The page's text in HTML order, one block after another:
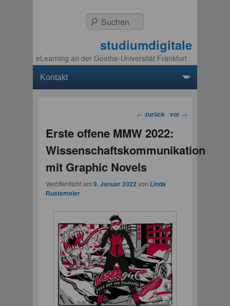
studiumdigitale
eLearning an der Goethe-Universität Frankfurt
Suchen
Beitragsnavigation
← zurück vor →
Erste offene MMW 2022:
Wissenschaftskommunikation
mit Graphic Novels
Veröffentlicht am 9. Januar 2022 von Linda
Rustemeier